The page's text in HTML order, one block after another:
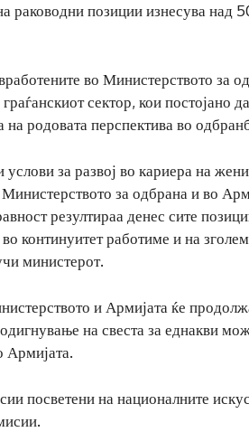
раководни позиции изнесува над
во Министерството за
сектор, кои постојано
родовата перспектива во
за развој во кариера на
за одбрана и во
резултираа денес сите
континуитет работиме и на
министерот.
и Армијата ќе
на свеста за еднакви
Армијата.
посветени на националните